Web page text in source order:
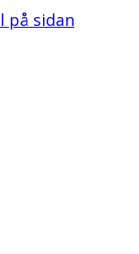
på sidan